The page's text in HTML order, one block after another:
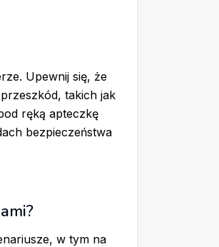
Upewnij się, że
takich jak
ręką apteczkę
bezpieczeństwa
w tym na